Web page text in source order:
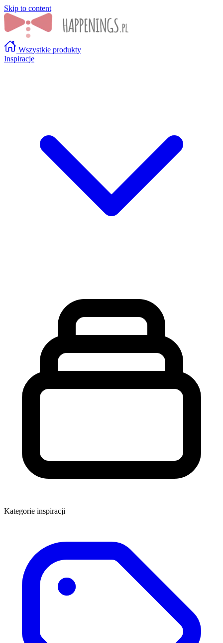
Skip to content
Wszystkie produkty
Inspiracje
Kategorie inspiracji